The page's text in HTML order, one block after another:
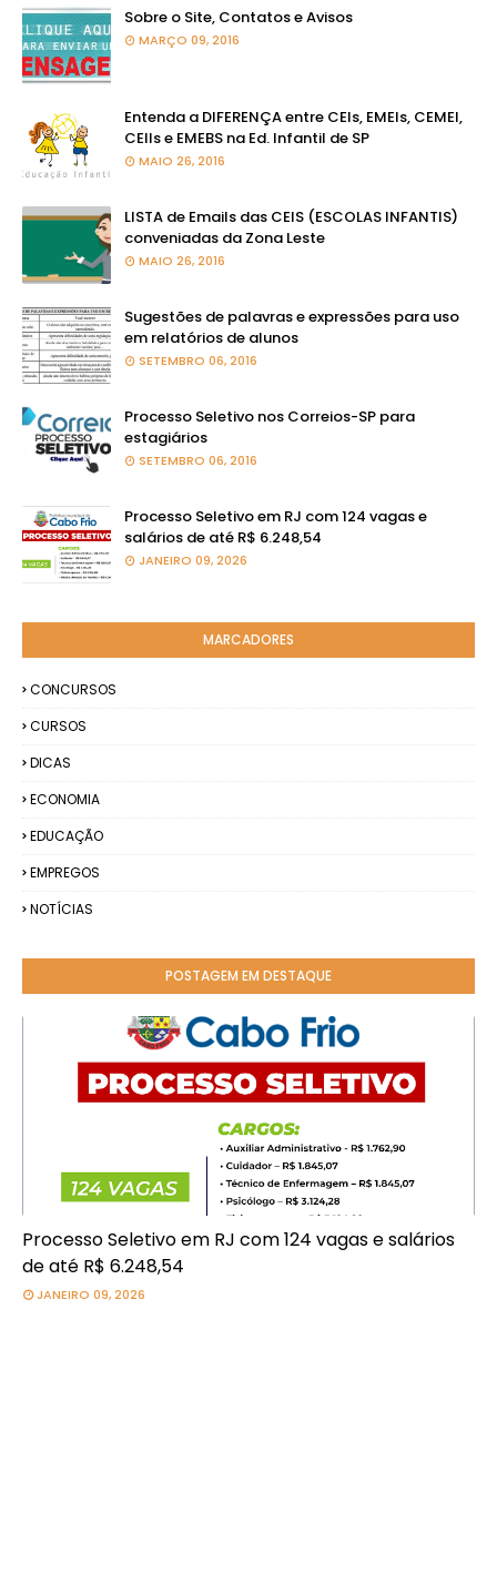
Sobre o Site, Contatos e Avisos
MARÇO 09, 2016
Entenda a DIFERENÇA entre CEIs, EMEIs, CEMEI,
CEIIs e EMEBS na Ed. Infantil de SP
MAIO 26, 2016
LISTA de Emails das CEIS (ESCOLAS INFANTIS)
conveniadas da Zona Leste
MAIO 26, 2016
Sugestões de palavras e expressões para uso
em relatórios de alunos
SETEMBRO 06, 2016
Processo Seletivo nos Correios-SP para
estagiários
SETEMBRO 06, 2016
Processo Seletivo em RJ com 124 vagas e
salários de até R$ 6.248,54
JANEIRO 09, 2026
MARCADORES
CONCURSOS
CURSOS
DICAS
ECONOMIA
EDUCAÇÃO
EMPREGOS
NOTÍCIAS
POSTAGEM EM DESTAQUE
Processo Seletivo em RJ com 124 vagas e salários
de até R$ 6.248,54
JANEIRO 09, 2026